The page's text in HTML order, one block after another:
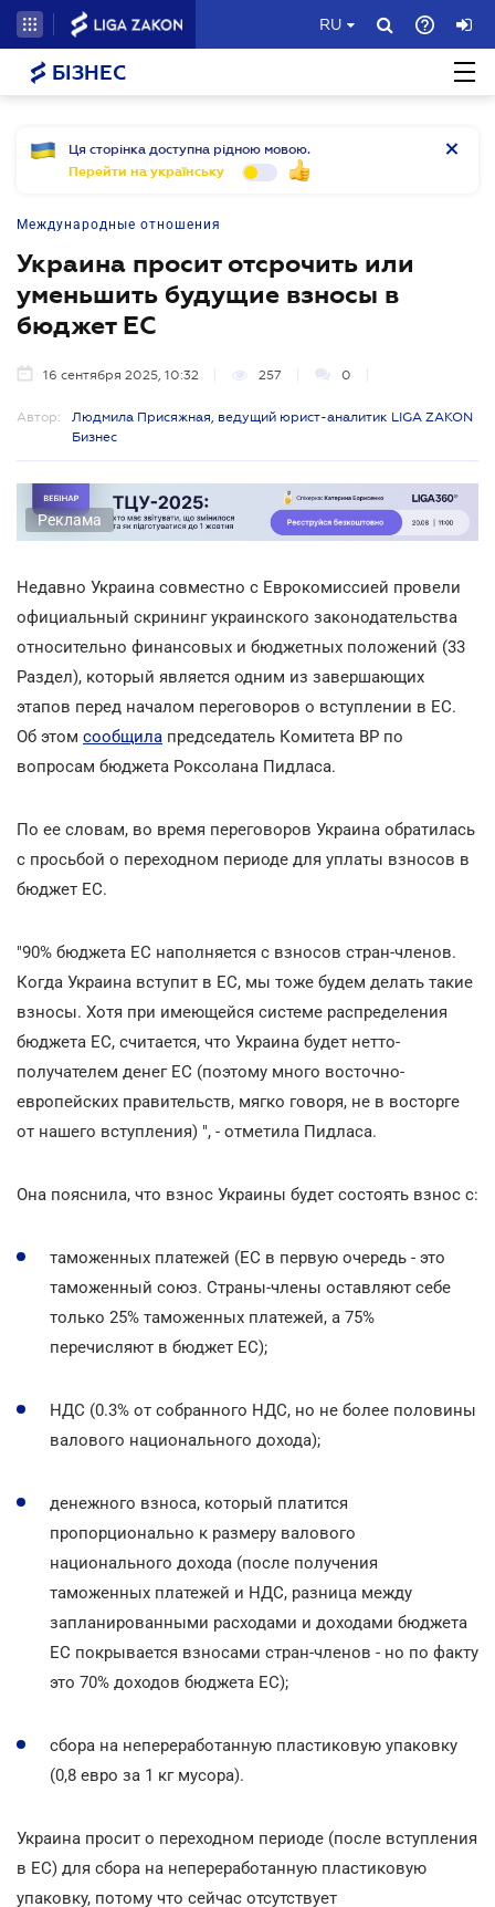
RU
БІЗНЕС
Ця сторінка доступна рідною мовою.
Перейти на українську
Международные отношения
Украина просит отсрочить или
уменьшить будущие взносы в
бюджет ЕС
16 сентября 2025, 10:32 257 0
Автор:
Людмила Присяжная, ведущий юрист-аналитик LIGA ZAKON
Бизнес
Реклама
Недавно Украина совместно с Еврокомиссией провели
официальный скрининг украинского законодательства
относительно финансовых и бюджетных положений (33
Раздел), который является одним из завершающих
этапов перед началом переговоров о вступлении в ЕС.
Об этом сообщила председатель Комитета ВР по
вопросам бюджета Роксолана Пидласа.
По ее словам, во время переговоров Украина обратилась
с просьбой о переходном периоде для уплаты взносов в
бюджет ЕС.
"90% бюджета ЕС наполняется с взносов стран-членов.
Когда Украина вступит в ЕС, мы тоже будем делать такие
взносы. Хотя при имеющейся системе распределения
бюджета ЕС, считается, что Украина будет нетто-
получателем денег ЕС (поэтому много восточно-
европейских правительств, мягко говоря, не в восторге
от нашего вступления) ", - отметила Пидласа.
Она пояснила, что взнос Украины будет состоять взнос с:
таможенных платежей (ЕС в первую очередь - это
таможенный союз. Страны-члены оставляют себе
только 25% таможенных платежей, а 75%
перечисляют в бюджет ЕС);
НДС (0.3% от собранного НДС, но не более половины
валового национального дохода);
денежного взноса, который платится
пропорционально к размеру валового
национального дохода (после получения
таможенных платежей и НДС, разница между
запланированными расходами и доходами бюджета
ЕС покрывается взносами стран-членов - но по факту
это 70% доходов бюджета ЕС);
сбора на непереработанную пластиковую упаковку
(0,8 евро за 1 кг мусора).
Украина просит о переходном периоде (после вступления
в ЕС) для сбора на непереработанную пластиковую
упаковку, потому что сейчас отсутствует